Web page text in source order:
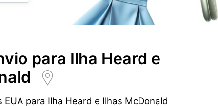
para Ilha Heard e
para Ilha Heard e Ilhas McDonald